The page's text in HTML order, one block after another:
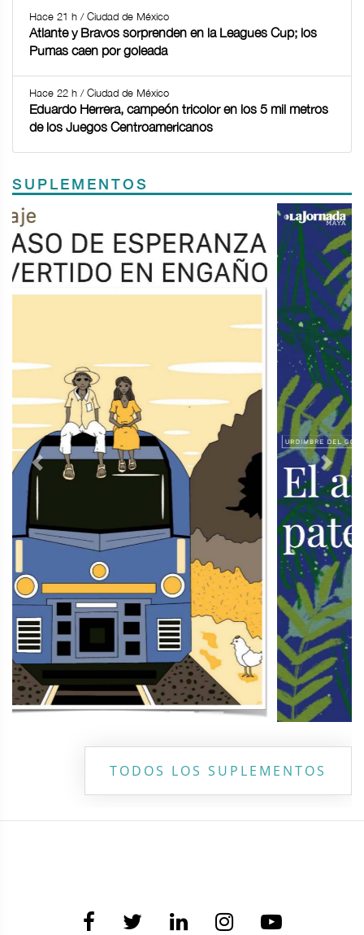
Hace 21 h / Ciudad de México
Atlante y Bravos sorprenden en la Leagues Cup; los
Pumas caen por goleada
Hace 22 h / Ciudad de México
Eduardo Herrera, campeón tricolor en los 5 mil metros
de los Juegos Centroamericanos
SUPLEMENTOS
Previous Next
TODOS LOS SUPLEMENTOS